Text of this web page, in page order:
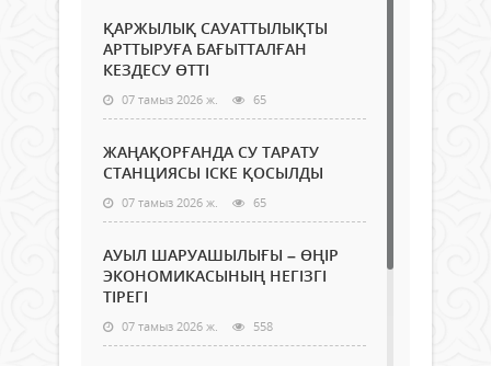
ҚАРЖЫЛЫҚ САУАТТЫЛЫҚТЫ
АРТТЫРУҒА БАҒЫТТАЛҒАН
КЕЗДЕСУ ӨТТІ
07 тамыз 2026 ж. 65
ЖАҢАҚОРҒАНДА СУ ТАРАТУ
СТАНЦИЯСЫ ІСКЕ ҚОСЫЛДЫ
07 тамыз 2026 ж. 65
АУЫЛ ШАРУАШЫЛЫҒЫ – ӨҢІР
ЭКОНОМИКАСЫНЫҢ НЕГІЗГІ
ТІРЕГІ
07 тамыз 2026 ж. 558